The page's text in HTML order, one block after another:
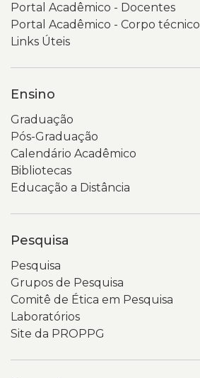
Portal Acadêmico - Docentes
Portal Acadêmico - Corpo técnico
Links Úteis
Ensino
Graduação
Pós-Graduação
Calendário Acadêmico
Bibliotecas
Educação a Distância
Pesquisa
Pesquisa
Grupos de Pesquisa
Comitê de Ética em Pesquisa
Laboratórios
Site da PROPPG